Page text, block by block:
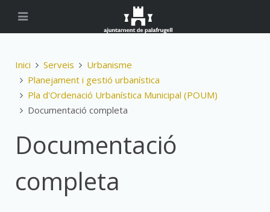
Inici Serveis
Urbanisme
Planejament i gestió urbanística
Pla d'Ordenació Urbanística Municipal (POUM)
Documentació completa
Documentació
completa